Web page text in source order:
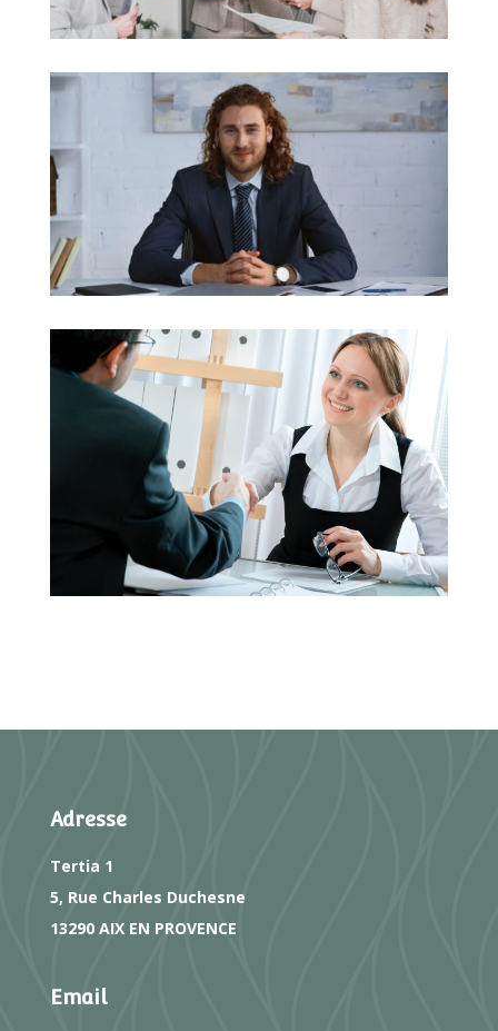
Adresse
Tertia 1
5, Rue Charles Duchesne
13290 AIX EN PROVENCE
Email